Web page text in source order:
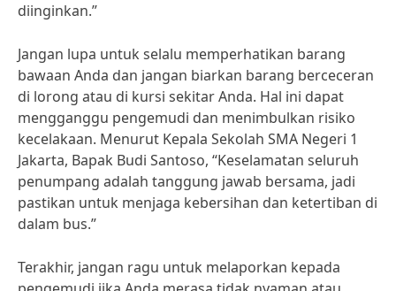
diinginkan.”
Jangan lupa untuk selalu memperhatikan barang
bawaan Anda dan jangan biarkan barang berceceran
di lorong atau di kursi sekitar Anda. Hal ini dapat
mengganggu pengemudi dan menimbulkan risiko
kecelakaan. Menurut Kepala Sekolah SMA Negeri 1
Jakarta, Bapak Budi Santoso, “Keselamatan seluruh
penumpang adalah tanggung jawab bersama, jadi
pastikan untuk menjaga kebersihan dan ketertiban di
dalam bus.”
Terakhir, jangan ragu untuk melaporkan kepada